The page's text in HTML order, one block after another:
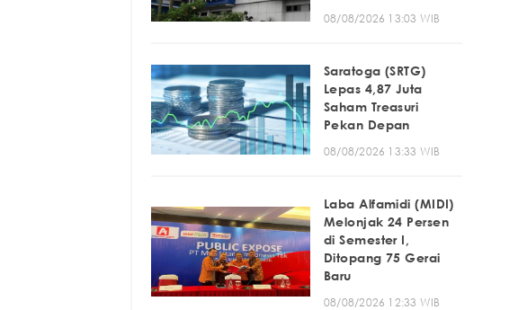
08/08/2026 13:03 WIB
Saratoga (SRTG)
Lepas 4,87 Juta
Saham Treasuri
Pekan Depan
08/08/2026 13:33 WIB
Laba Alfamidi (MIDI)
Melonjak 24 Persen
di Semester I,
Ditopang 75 Gerai
Baru
08/08/2026 12:33 WIB